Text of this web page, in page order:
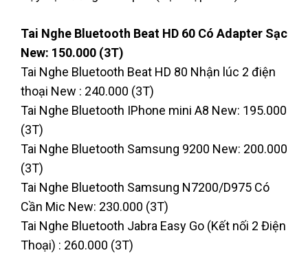
Tai Nghe Bluetooth Beat HD 60 Có Adapter Sạc
New: 150.000 (3T)
Tai Nghe Bluetooth Beat HD 80 Nhận lúc 2 điện
thoại New : 240.000 (3T)
Tai Nghe Bluetooth IPhone mini A8 New: 195.000
(3T)
Tai Nghe Bluetooth Samsung 9200 New: 200.000
(3T)
Tai Nghe Bluetooth Samsung N7200/D975 Có
Cần Mic New: 230.000 (3T)
Tai Nghe Bluetooth Jabra Easy Go (Kết nối 2 Điện
Thoại) : 260.000 (3T)